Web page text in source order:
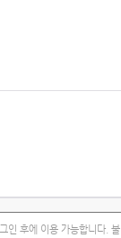
인 후에 이용 가능합니다.